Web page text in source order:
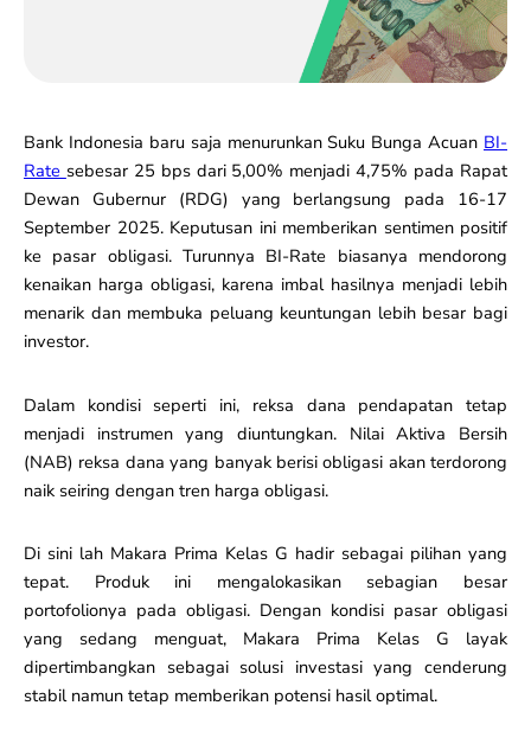
Bank Indonesia baru saja menurunkan Suku Bunga Acuan BI-
Rate sebesar 25 bps dari 5,00% menjadi 4,75% pada Rapat
Dewan Gubernur (RDG) yang berlangsung pada 16-17
September 2025. Keputusan ini memberikan sentimen positif
ke pasar obligasi. Turunnya BI-Rate biasanya mendorong
kenaikan harga obligasi, karena imbal hasilnya menjadi lebih
menarik dan membuka peluang keuntungan lebih besar bagi
investor.
Dalam kondisi seperti ini, reksa dana pendapatan tetap
menjadi instrumen yang diuntungkan. Nilai Aktiva Bersih
(NAB) reksa dana yang banyak berisi obligasi akan terdorong
naik seiring dengan tren harga obligasi.
Di sini lah Makara Prima Kelas G hadir sebagai pilihan yang
tepat. Produk ini mengalokasikan sebagian besar
portofolionya pada obligasi. Dengan kondisi pasar obligasi
yang sedang menguat, Makara Prima Kelas G layak
dipertimbangkan sebagai solusi investasi yang cenderung
stabil namun tetap memberikan potensi hasil optimal.